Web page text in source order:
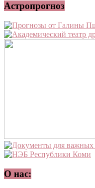
Астропрогноз
О нас: